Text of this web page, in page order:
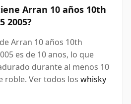
Arran 10 años 10th
2005?
Arran 10 años 10th
es de 10 anos, lo que
durante al menos 10
roble. Ver todos los whisky